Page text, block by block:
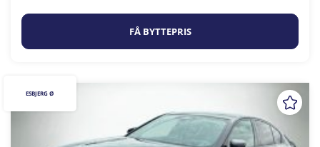
FÅ BYTTEPRIS
ESBJERG Ø